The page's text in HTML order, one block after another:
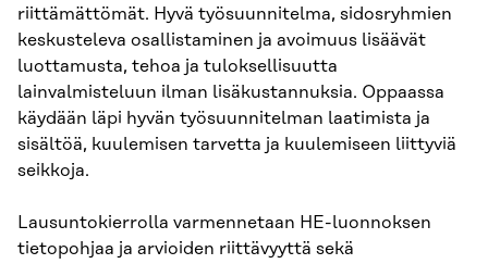
riittämättömät. Hyvä työsuunnitelma, sidosryhmien
keskusteleva osallistaminen ja avoimuus lisäävät
luottamusta, tehoa ja tuloksellisuutta
lainvalmisteluun ilman lisäkustannuksia. Oppaassa
käydään läpi hyvän työsuunnitelman laatimista ja
sisältöä, kuulemisen tarvetta ja kuulemiseen liittyviä
seikkoja.
Lausuntokierrolla varmennetaan HE-luonnoksen
tietopohjaa ja arvioiden riittävyyttä sekä